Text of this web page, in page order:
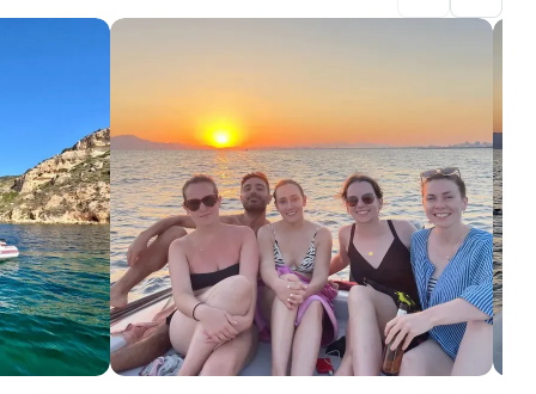
delle acque
naturale e
Il rientro
l'attrezzatura per lo snorkeling e i giubbotti di
base alle condizioni del tempo, le tappe
possono subire variazioni.
con
Il
per